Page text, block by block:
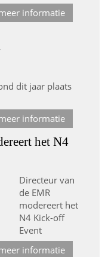
informatie
dit jaar plaats
informatie
het N4
Directeur van
de EMR
modereert het
N4 Kick-off
Event
informatie